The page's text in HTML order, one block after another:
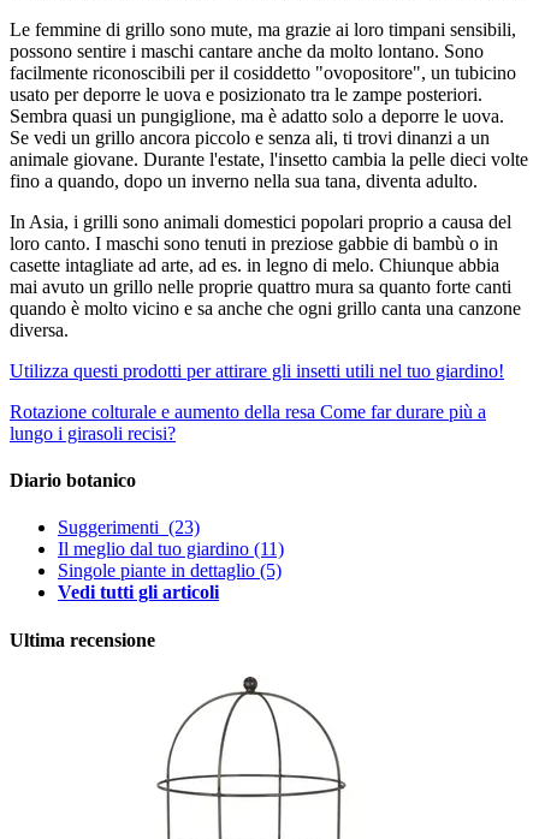
Le femmine di grillo sono mute, ma grazie ai loro timpani sensibili,
possono sentire i maschi cantare anche da molto lontano. Sono
facilmente riconoscibili per il cosiddetto "ovopositore", un tubicino
usato per deporre le uova e posizionato tra le zampe posteriori.
Sembra quasi un pungiglione, ma è adatto solo a deporre le uova.
Se vedi un grillo ancora piccolo e senza ali, ti trovi dinanzi a un
animale giovane. Durante l'estate, l'insetto cambia la pelle dieci volte
fino a quando, dopo un inverno nella sua tana, diventa adulto.
In Asia, i grilli sono animali domestici popolari proprio a causa del
loro canto. I maschi sono tenuti in preziose gabbie di bambù o in
casette intagliate ad arte, ad es. in legno di melo. Chiunque abbia
mai avuto un grillo nelle proprie quattro mura sa quanto forte canti
quando è molto vicino e sa anche che ogni grillo canta una canzone
diversa.
Utilizza questi prodotti per attirare gli insetti utili nel tuo giardino!
Rotazione colturale e aumento della resa Come far durare più a
lungo i girasoli recisi?
Diario botanico
Suggerimenti (23)
Il meglio dal tuo giardino (11)
Singole piante in dettaglio (5)
Vedi tutti gli articoli
Ultima recensione